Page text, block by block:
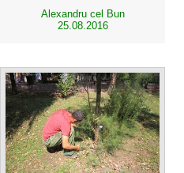
Alexandru cel Bun
25.08.2016